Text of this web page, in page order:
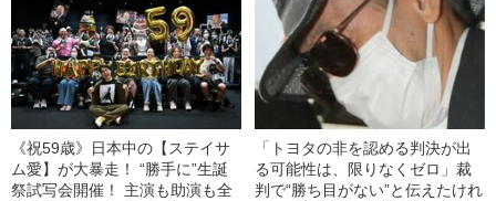
《祝59歳》日本中の【ステイサ
ム愛】が大暴走！ “勝手に”生誕
祭試写会開催！ 主演も助演も全
「トヨタの非を認める判決が出
る可能性は、限りなくゼロ」裁
判で“勝ち目がない”と伝えたけれ